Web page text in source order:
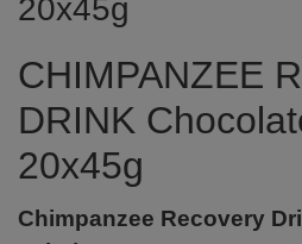
20x45g
CHIMPANZEE
DRINK
20x45g
Chimpanzee Recovery